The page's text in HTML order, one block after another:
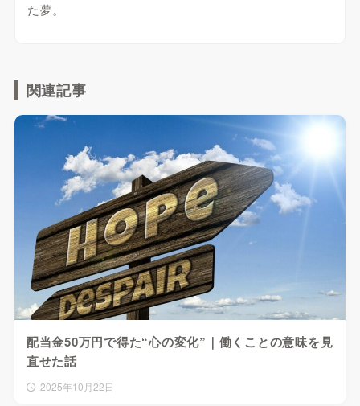
た夢。
関連記事
配当金50万円で得た“心の変化”｜働くことの意味を見
直せた話
2025年10月22日